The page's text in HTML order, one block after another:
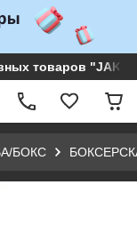
товаров
БОКС